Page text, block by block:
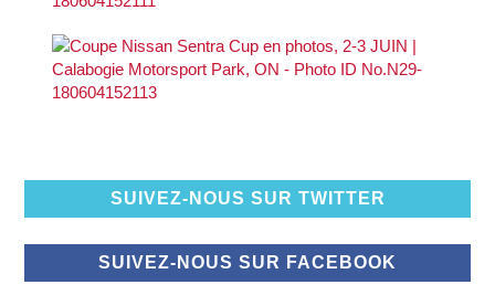
SUIVEZ-NOUS SUR TWITTER
SUIVEZ-NOUS SUR FACEBOOK